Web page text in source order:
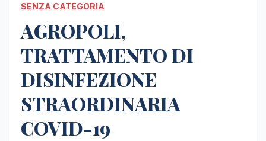
SENZA CATEGORIA
AGROPOLI,
TRATTAMENTO DI
DISINFEZIONE
STRAORDINARIA
COVID-19